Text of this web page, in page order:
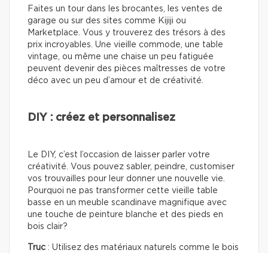
Faites un tour dans les brocantes, les ventes de
garage ou sur des sites comme Kijiji ou
Marketplace. Vous y trouverez des trésors à des
prix incroyables. Une vieille commode, une table
vintage, ou même une chaise un peu fatiguée
peuvent devenir des pièces maîtresses de votre
déco avec un peu d’amour et de créativité.
DIY : créez et personnalisez
Le DIY, c’est l’occasion de laisser parler votre
créativité. Vous pouvez sabler, peindre, customiser
vos trouvailles pour leur donner une nouvelle vie.
Pourquoi ne pas transformer cette vieille table
basse en un meuble scandinave magnifique avec
une touche de peinture blanche et des pieds en
bois clair?
Truc : Utilisez des matériaux naturels comme le bois